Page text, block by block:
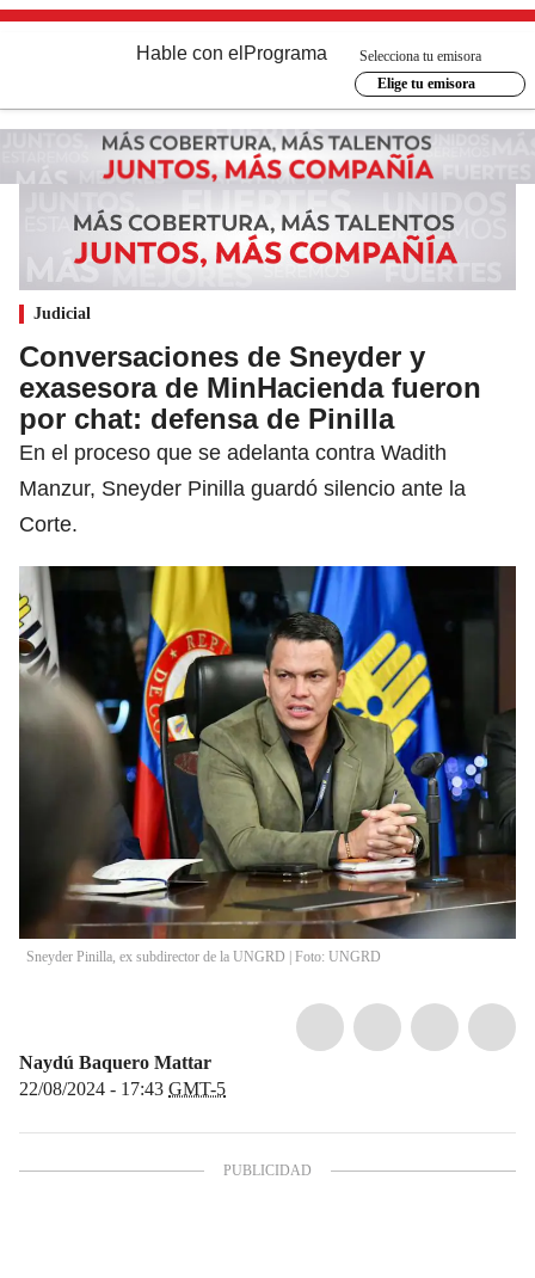
Hable con el Programa
Selecciona tu emisora
Elige tu emisora
Judicial
Conversaciones de Sneyder y
exasesora de MinHacienda fueron
por chat: defensa de Pinilla
En el proceso que se adelanta contra Wadith
Manzur, Sneyder Pinilla guardó silencio ante la
Corte.
Sneyder Pinilla, ex subdirector de la UNGRD | Foto: UNGRD
Naydú Baquero Mattar
22/08/2024 - 17:43 GMT-5